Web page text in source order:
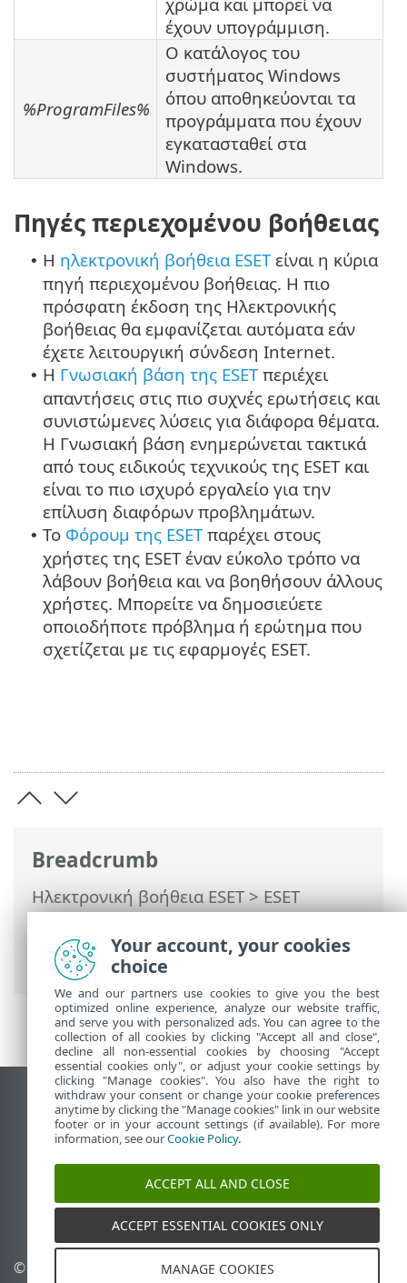
Breadcrumb
Ηλεκτρονική βοήθεια ESET>ESET
PROTECT On-Prem>Εισαγωγή στο ESET
PROTECT On-Prem> Σχετικά με τη
βοήθεια
έχουν υπογράμμιση.
%ProgramFiles%
Ο κατάλογος του
συστήματος Windows
όπου αποθηκεύονται τα
προγράμματα που έχουν
εγκατασταθεί στα
Windows.
Πηγές περιεχομένου βοήθειας
• Η ηλεκτρονική βοήθεια ESETείναι η κύρια
πηγή περιεχομένου βοήθειας. Η πιο
πρόσφατη έκδοση της Ηλεκτρονικής
βοήθειας θα εμφανίζεται αυτόματα εάν
έχετε λειτουργική σύνδεση Internet.
• Η Γνωσιακή βάση της ESETπεριέχει
απαντήσεις στις πιο συχνές ερωτήσεις και
συνιστώμενες λύσεις για διάφορα θέματα.
Η Γνωσιακή βάση ενημερώνεται τακτικά
από τους ειδικούς τεχνικούς της ESET και
είναι το πιο ισχυρό εργαλείο για την
επίλυση διαφόρων προβλημάτων.
• Το Φόρουμ της ESETπαρέχει στους
χρήστες της ESET έναν εύκολο τρόπο να
λάβουν βοήθεια και να βοηθήσουν άλλους
χρήστες. Μπορείτε να δημοσιεύετε
οποιοδήποτε πρόβλημα ή ερώτημα που
σχετίζεται με τις εφαρμογές ESET.
Προβολή ιστότοπου επιφάνειας εργασίας
End of Life
Γνωσιακή βάση ESET
Ομάδα συζήτησης ESET
ESET Status Portal
Τοπική υποστήριξη
© 1992 - 2026 ESET, spol. s
Διαχείριση cookies
Your account, your cookies
choice
We and our partners use cookies to give you the best
optimized online experience, analyze our website traffic,
and serve you with personalized ads. You can agree to the
collection of all cookies by clicking "Accept all and close",
decline all non-essential cookies by choosing "Accept
essential cookies only", or adjust your cookie settings by
clicking "Manage cookies". You also have the right to
withdraw your consent or change your cookie preferences
anytime by clicking the "Manage cookies" link in our website
footer or in your account settings (if available). For more
information, see ourCookie Policy.
ACCEPT ALL AND CLOSE
ACCEPT ESSENTIAL COOKIES ONLY
MANAGE COOKIES